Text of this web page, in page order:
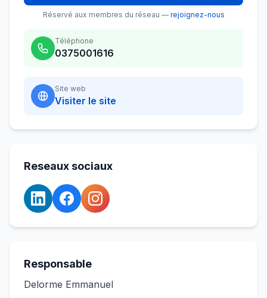
Réservé aux membres du réseau — rejoignez-nous
Téléphone
0375001616
Site web
Visiter le site
Reseaux sociaux
Responsable
Delorme Emmanuel